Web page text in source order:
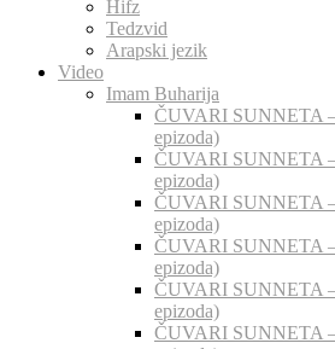
Hifz
Tedzvid
Arapski jezik
Video
Imam Buharija
ČUVARI SUNNETA
epizoda)
ČUVARI SUNNETA
epizoda)
ČUVARI SUNNETA
epizoda)
ČUVARI SUNNETA
epizoda)
ČUVARI SUNNETA
epizoda)
ČUVARI SUNNETA